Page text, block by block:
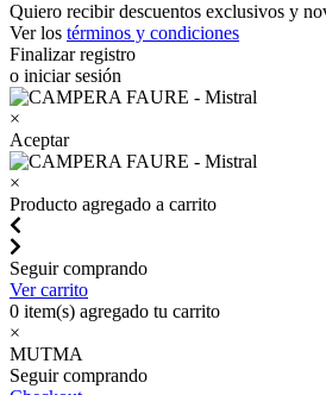
Quiero recibir descuentos exclusivos y
Ver los términos y condiciones
Finalizar registro
o iniciar sesión
×
Aceptar
×
Producto agregado a carrito
Seguir comprando
Ver carrito
0 item(s) agregado tu carrito
×
MUTMA
Seguir comprando